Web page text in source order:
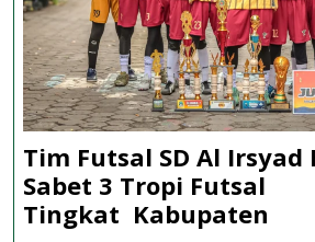
Tim Futsal SD Al
Sabet 3 Tropi Futsal
Tingkat Kabupaten